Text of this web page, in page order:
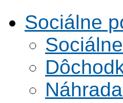
Sociálne